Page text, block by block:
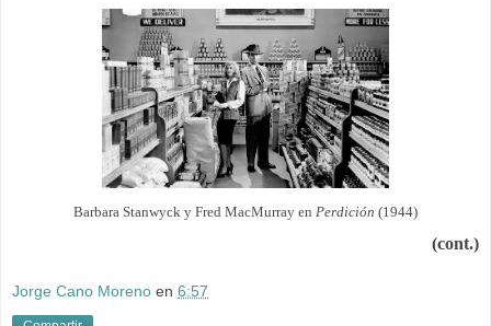
Barbara Stanwyck y Fred MacMurray en Perdición (1944)
(cont.)
Jorge Cano Moreno en 6:57